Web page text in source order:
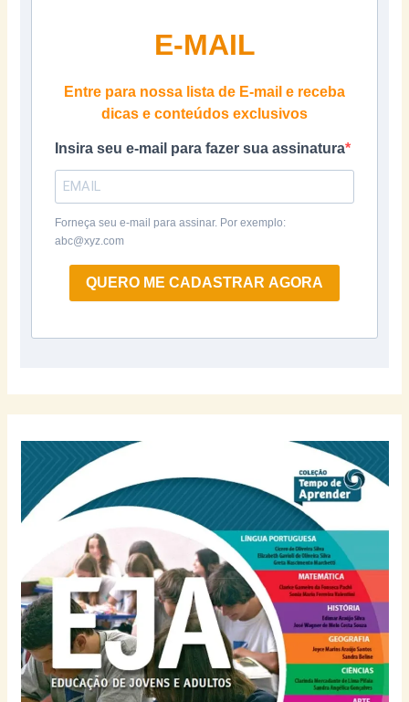
E-MAIL
Entre para nossa lista de E-mail e receba
dicas e conteúdos exclusivos
Insira seu e-mail para fazer sua assinatura
Forneça seu e-mail para assinar. Por exemplo:
abc@xyz.com
QUERO ME CADASTRAR AGORA